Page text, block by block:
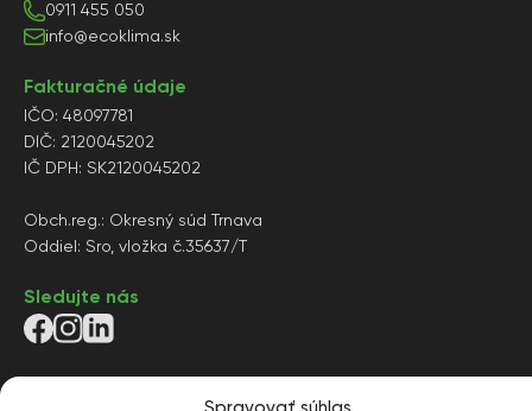
0911 455 050
info@ecoklima.sk
Fakturačné údaje
IČO: 48097781
DIČ: 2120045202
IČ DPH: SK2120045202
Obch.reg.: Okresný súd Trnava
Oddiel: Sro, vložka č.35637/T
Sledujte nás